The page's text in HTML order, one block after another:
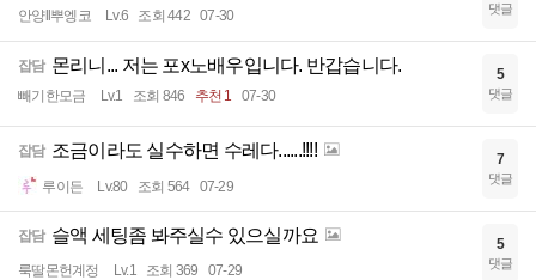
안양ll뿌엥코 Lv.6 조회 442 07-30 댓글
잡담 몬리니... 저는 포x노배우입니다. 반갑습니다.
빼기한모금 Lv.1 조회 846 추천 1 07-30
5
댓글
잡담 조금이라도 실수하면 수레다......!!!!
루이든 Lv.80 조회 564 07-29
7
댓글
잡담 슬액 세팅좀 봐주실수 있으실까요
룩딸몬헌계정 Lv.1 조회 369 07-29
5
댓글